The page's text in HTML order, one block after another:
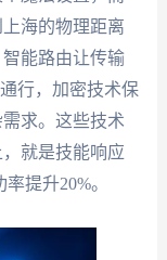
海的物理距离
能路由让传输
行，加密技术保
求。这些技术
就是技能响应
提升20%。